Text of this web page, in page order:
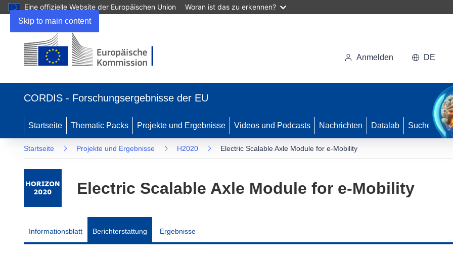
Skip to main content
Eine offizielle Website der Europäischen Union Woran ist das zu erkennen?
neuem
Anmelden DE
CORDIS - Forschungsergebnisse der EU
Startseite Thematic Packs Projekte und Ergebnisse Videos und Podcasts Nachrichten Datalab Suche
Startseite Projekte und Ergebnisse H2020 Electric Scalable Axle Module for e-Mobility
Electric Scalable Axle Module for e-Mobility
Informationsblatt Berichterstattung Ergebnisse